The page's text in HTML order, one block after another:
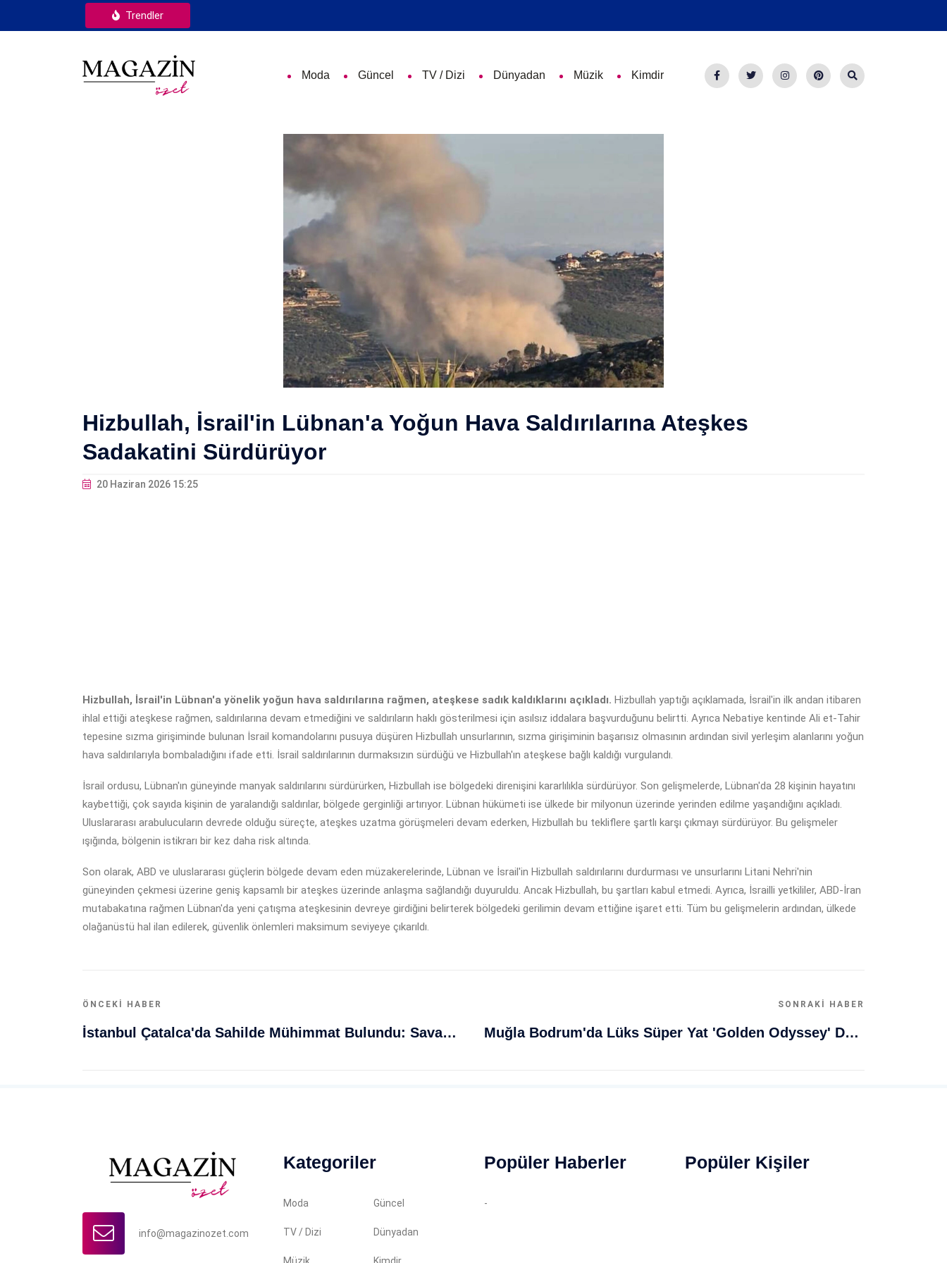
Trendler
Moda Güncel TV / Dizi Dünyadan Müzik Kimdir
Hizbullah, İsrail'in Lübnan'a Yoğun Hava Saldırılarına Ateşkes
Sadakatini Sürdürüyor
20 Haziran 2026 15:25
Hizbullah, İsrail'in Lübnan'a yönelik yoğun hava saldırılarına rağmen, ateşkese sadık kaldıklarını açıkladı. Hizbullah yaptığı açıklamada, İsrail'in ilk andan itibaren
ihlal ettiği ateşkese rağmen, saldırılarına devam etmediğini ve saldırıların haklı gösterilmesi için asılsız iddalara başvurduğunu belirtti. Ayrıca Nebatiye kentinde Ali et-Tahir
tepesine sızma girişiminde bulunan İsrail komandolarını pusuya düşüren Hizbullah unsurlarının, sızma girişiminin başarısız olmasının ardından sivil yerleşim alanlarını yoğun
hava saldırılarıyla bombaladığını ifade etti. İsrail saldırılarının durmaksızın sürdüğü ve Hizbullah'ın ateşkese bağlı kaldığı vurgulandı.
İsrail ordusu, Lübnan'ın güneyinde manyak saldırılarını sürdürürken, Hizbullah ise bölgedeki direnişini kararlılıkla sürdürüyor. Son gelişmelerde, Lübnan'da 28 kişinin hayatını
kaybettiği, çok sayıda kişinin de yaralandığı saldırılar, bölgede gerginliği artırıyor. Lübnan hükümeti ise ülkede bir milyonun üzerinde yerinden edilme yaşandığını açıkladı.
Uluslararası arabulucuların devrede olduğu süreçte, ateşkes uzatma görüşmeleri devam ederken, Hizbullah bu tekliflere şartlı karşı çıkmayı sürdürüyor. Bu gelişmeler
ışığında, bölgenin istikrarı bir kez daha risk altında.
Son olarak, ABD ve uluslararası güçlerin bölgede devam eden müzakerelerinde, Lübnan ve İsrail'in Hizbullah saldırılarını durdurması ve unsurlarını Litani Nehri'nin
güneyinden çekmesi üzerine geniş kapsamlı bir ateşkes üzerinde anlaşma sağlandığı duyuruldu. Ancak Hizbullah, bu şartları kabul etmedi. Ayrıca, İsrailli yetkililer, ABD-İran
mutabakatına rağmen Lübnan'da yeni çatışma ateşkesinin devreye girdiğini belirterek bölgedeki gerilimin devam ettiğine işaret etti. Tüm bu gelişmelerin ardından, ülkede
olağanüstü hal ilan edilerek, güvenlik önlemleri maksimum seviyeye çıkarıldı.
ÖNCEKI HABER
İstanbul Çatalca'da Sahilde Mühimmat Bulundu: Savaş Kıyısı Tehlikesi
SONRAKI HABER
Muğla Bodrum'da Lüks Süper Yat 'Golden Odyssey' Demirledi
info@magazinozet.com
Kategoriler
Moda Güncel
TV / Dizi Dünyadan
Popüler Haberler
-
Popüler Kişiler